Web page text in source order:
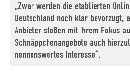
„Zwar werden die etablierten
Deutschland noch klar bevorzugt,
Anbieter stoßen mit ihrem Fokus
Schnäppchenangebote auch
nennenswertes Interesse“.